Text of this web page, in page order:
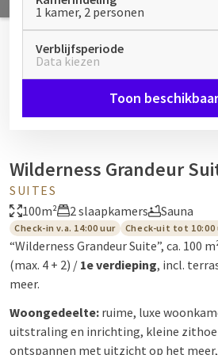
1 kamer, 2 personen
Verblijfsperiode
Data kiezen
Toon
Wilderness Grandeur
SUITES
100m²
2 slaapkamers Sauna
Check-in v.a. 14:00 uur Check-uit tot 10:00
“Wilderness Grandeur Suite”, ca. 100
(max. 4 + 2) / 1e verdieping, incl.
meer.
Woongedeelte: ruime, luxe
uitstraling en inrichting, kleine
ontspannen met uitzicht op het